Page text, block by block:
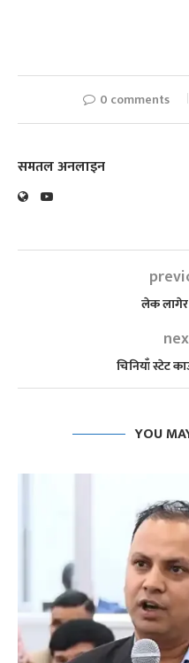
0 comments
समतल अनलाइन
लेक लागेर
चिनियाँ स्टेट
YOU